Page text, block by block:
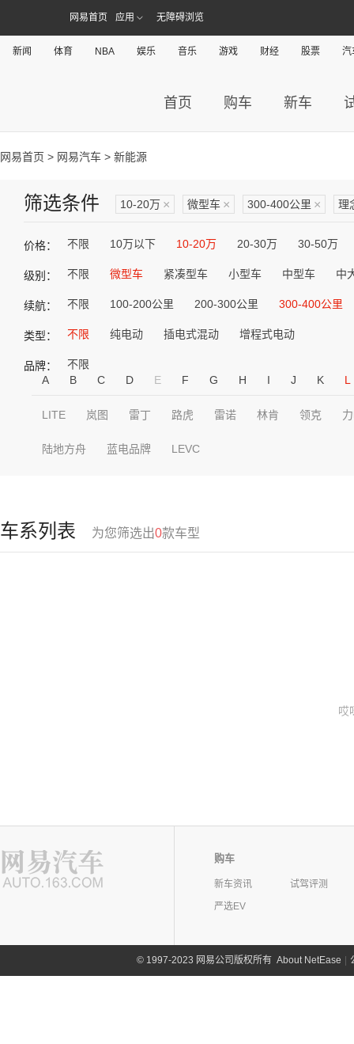
网易首页 应用 无障碍浏览
新闻 体育 NBA 娱乐 音乐 游戏 财经 股票 汽
首页 购车 新车
网易首页 > 网易汽车 > 新能源
筛选条件 10-20万 × 微型车 × 300-400公里 × 理
价格： 不限 10万以下 10-20万 20-30万 30-50万
级别： 不限 微型车 紧凑型车 小型车 中型车 中
续航： 不限 100-200公里 200-300公里 300-400公里
类型： 不限 纯电动 插电式混动 增程式电动
品牌：
不限
A
B C D E F G H I J K L
LITE 岚图 雷丁 路虎 雷诺 林肯 领克
陆地方舟 蓝电品牌 LEVC
车系列表 为您筛选出0款车型
哎
购车
新车资讯
试驾评测
严选EV
©1997-2023 网易公司版权所有 About NetEase